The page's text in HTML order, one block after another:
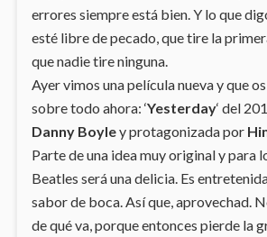
errores siempre está bien. Y lo que
esté libre de pecado, que tire la
que nadie tire ninguna.
Ayer vimos una película nueva y que
sobre todo ahora: ‘Yesterday‘ del
Danny Boyley protagonizada por
Parte de una idea muy original y para
Beatles será una delicia. Es
sabor de boca. Así que, aprovechad.
de qué va, porque entonces pierde la